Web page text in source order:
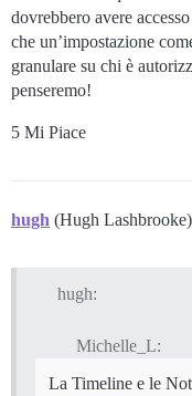
dovrebbero avere
che un’impostazione
granulare su chi è
penseremo!
5 Mi Piace
hugh (Hugh Lashbrooke)
hugh:
Michelle_L:
La Timeline e le